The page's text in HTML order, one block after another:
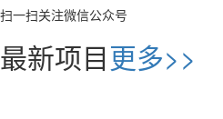
扫一扫关注微信公众号
最新项目更多>>